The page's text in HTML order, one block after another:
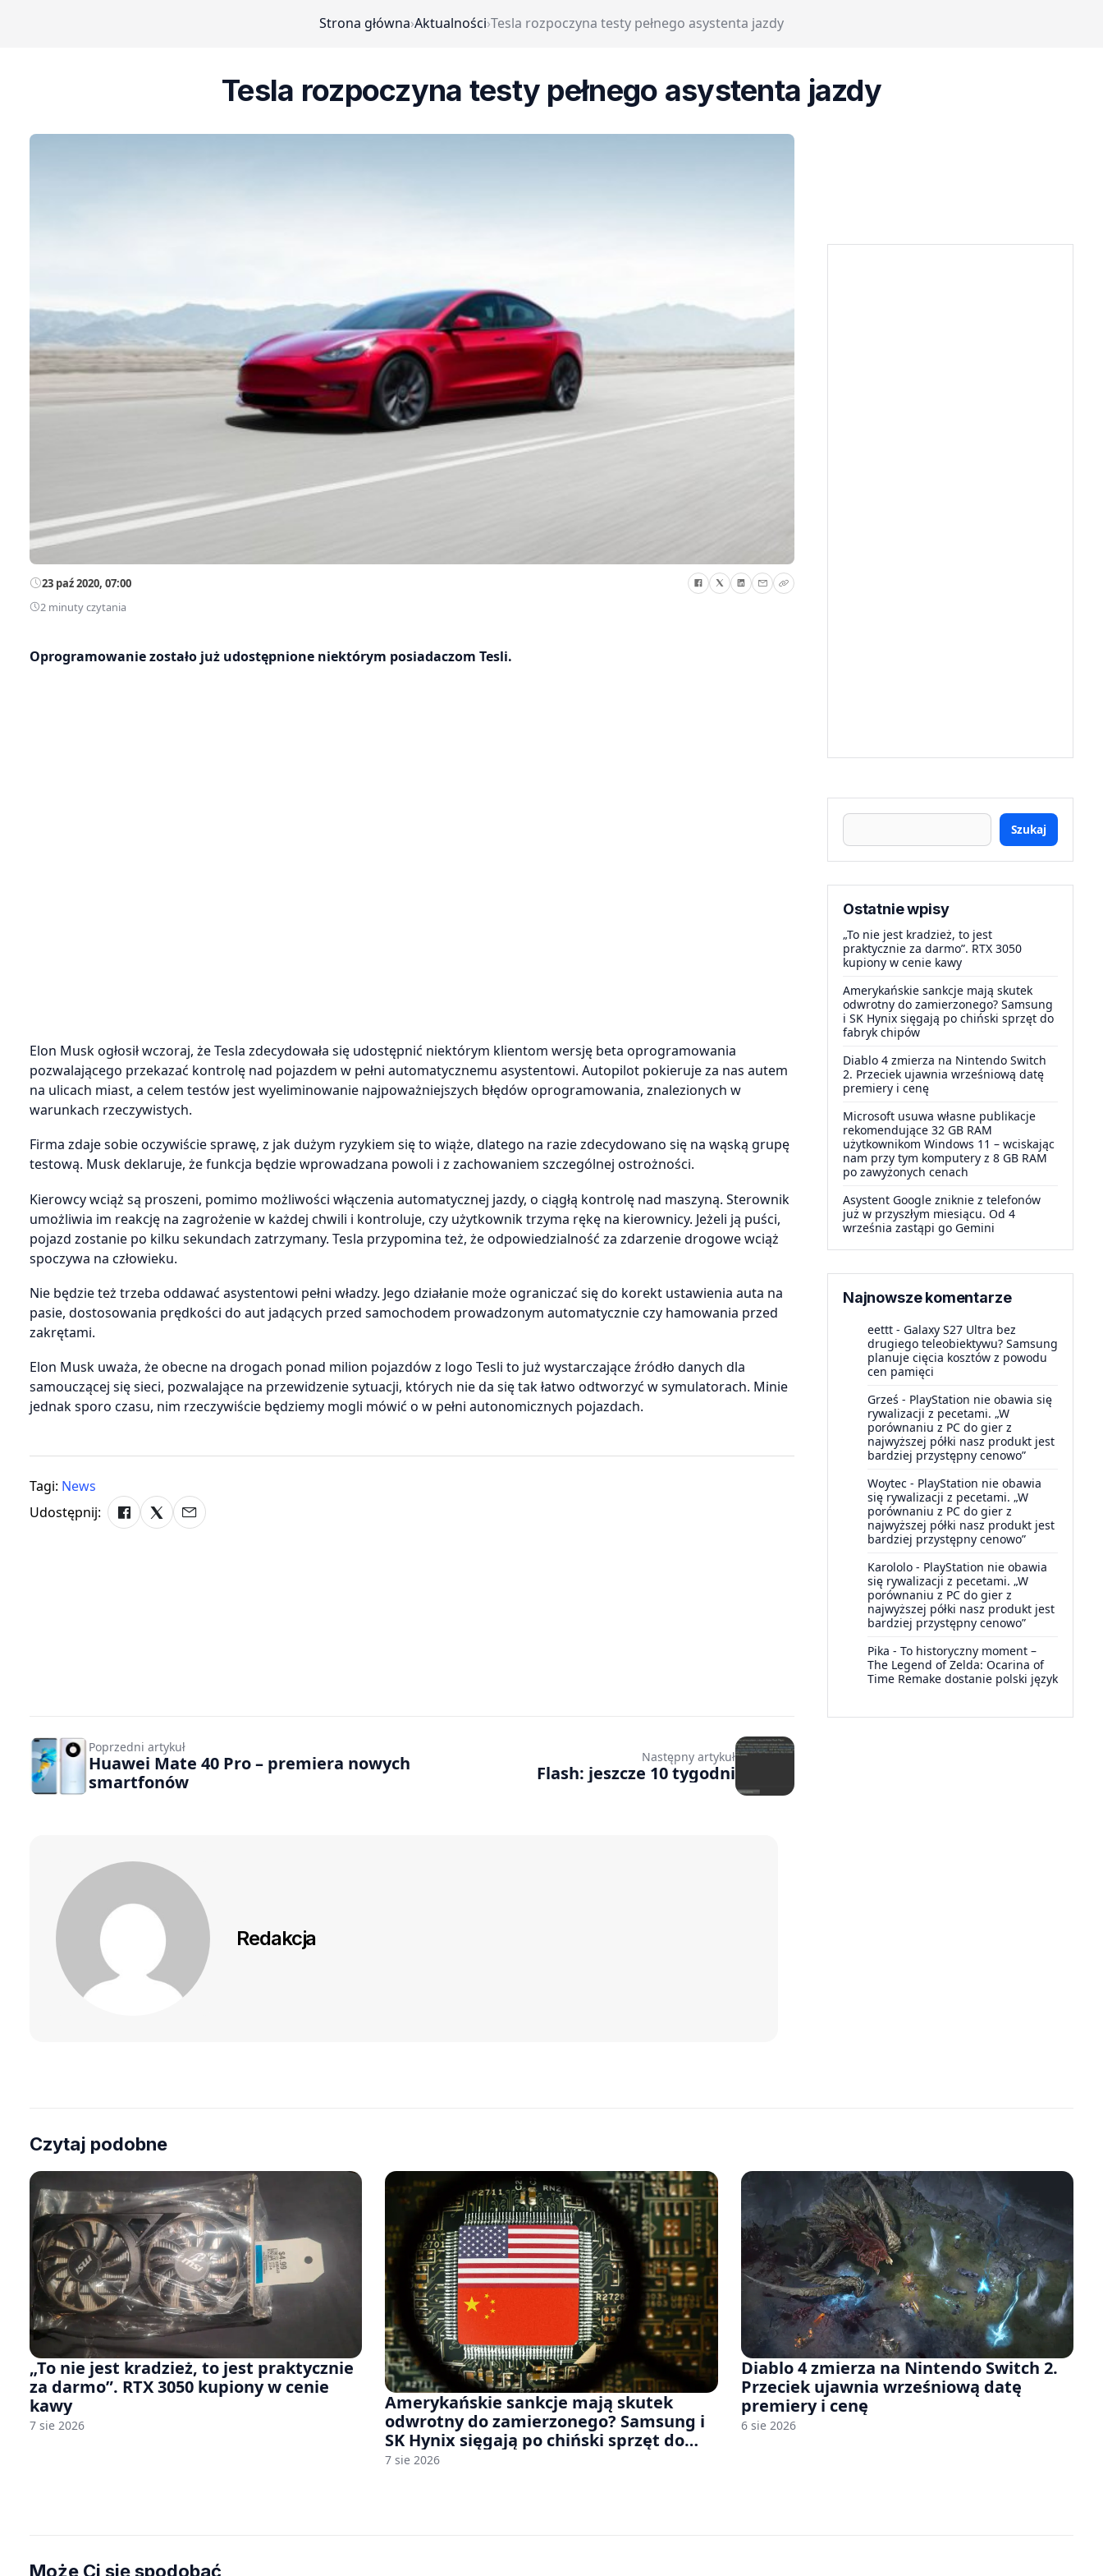
Strona główna›Aktualności›Tesla rozpoczyna testy pełnego asystenta jazdy
Tesla rozpoczyna testy pełnego asystenta jazdy
23 paź 2020, 07:00
2 minuty czytania
Oprogramowanie zostało już udostępnione niektórym posiadaczom Tesli.
Elon Musk ogłosił wczoraj, że Tesla zdecydowała się udostępnić niektórym klientom wersję beta oprogramowania
pozwalającego przekazać kontrolę nad pojazdem w pełni automatycznemu asystentowi. Autopilot pokieruje za nas autem
na ulicach miast, a celem testów jest wyeliminowanie najpoważniejszych błędów oprogramowania, znalezionych w
warunkach rzeczywistych.
Firma zdaje sobie oczywiście sprawę, z jak dużym ryzykiem się to wiąże, dlatego na razie zdecydowano się na wąską grupę
testową. Musk deklaruje, że funkcja będzie wprowadzana powoli i z zachowaniem szczególnej ostrożności.
Kierowcy wciąż są proszeni, pomimo możliwości włączenia automatycznej jazdy, o ciągłą kontrolę nad maszyną. Sterownik
umożliwia im reakcję na zagrożenie w każdej chwili i kontroluje, czy użytkownik trzyma rękę na kierownicy. Jeżeli ją puści,
pojazd zostanie po kilku sekundach zatrzymany. Tesla przypomina też, że odpowiedzialność za zdarzenie drogowe wciąż
spoczywa na człowieku.
Nie będzie też trzeba oddawać asystentowi pełni władzy. Jego działanie może ograniczać się do korekt ustawienia auta na
pasie, dostosowania prędkości do aut jadących przed samochodem prowadzonym automatycznie czy hamowania przed
zakrętami.
Elon Musk uważa, że obecne na drogach ponad milion pojazdów z logo Tesli to już wystarczające źródło danych dla
samouczącej się sieci, pozwalające na przewidzenie sytuacji, których nie da się tak łatwo odtworzyć w symulatorach. Minie
jednak sporo czasu, nim rzeczywiście będziemy mogli mówić o w pełni autonomicznych pojazdach.
Tagi: News
Udostępnij:
Szukaj
Ostatnie wpisy
„To nie jest kradzież, to jest
praktycznie za darmo”. RTX 3050
kupiony w cenie kawy
Amerykańskie sankcje mają skutek
odwrotny do zamierzonego? Samsung
i SK Hynix sięgają po chiński sprzęt do
fabryk chipów
Diablo 4 zmierza na Nintendo Switch
2. Przeciek ujawnia wrześniową datę
premiery i cenę
Microsoft usuwa własne publikacje
rekomendujące 32 GB RAM
użytkownikom Windows 11 – wciskając
nam przy tym komputery z 8 GB RAM
po zawyżonych cenach
Asystent Google zniknie z telefonów
już w przyszłym miesiącu. Od 4
września zastąpi go Gemini
Najnowsze komentarze
eettt - Galaxy S27 Ultra bez
drugiego teleobiektywu? Samsung
planuje cięcia kosztów z powodu
cen pamięci
Grześ - PlayStation nie obawia się
rywalizacji z pecetami. „W
porównaniu z PC do gier z
najwyższej półki nasz produkt jest
bardziej przystępny cenowo”
Woytec - PlayStation nie obawia
się rywalizacji z pecetami. „W
porównaniu z PC do gier z
najwyższej półki nasz produkt jest
bardziej przystępny cenowo”
Karololo - PlayStation nie obawia
się rywalizacji z pecetami. „W
porównaniu z PC do gier z
najwyższej półki nasz produkt jest
bardziej przystępny cenowo”
Pika - To historyczny moment –
The Legend of Zelda: Ocarina of
Time Remake dostanie polski język
Poprzedni artykuł
Huawei Mate 40 Pro – premiera nowych
smartfonów
Następny artykuł
Flash: jeszcze 10 tygodni
Redakcja
Czytaj podobne
„To nie jest kradzież, to jest praktycznie
za darmo”. RTX 3050 kupiony w cenie
kawy
7 sie 2026
Amerykańskie sankcje mają skutek
odwrotny do zamierzonego? Samsung i
SK Hynix sięgają po chiński sprzęt do
fabryk chipów
7 sie 2026
Diablo 4 zmierza na Nintendo Switch 2.
Przeciek ujawnia wrześniową datę
premiery i cenę
6 sie 2026
Może Ci się spodobać